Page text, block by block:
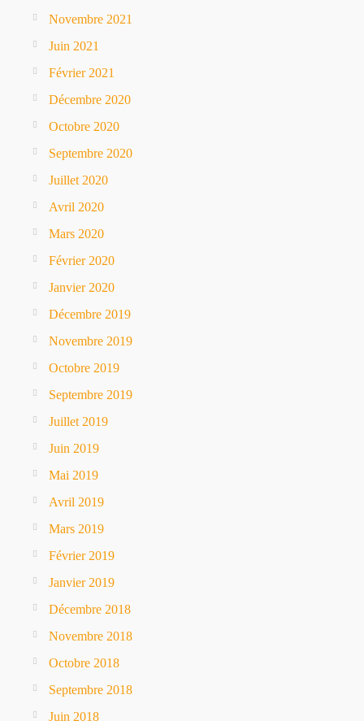
Novembre 2021
Juin 2021
Février 2021
Décembre 2020
Octobre 2020
Septembre 2020
Juillet 2020
Avril 2020
Mars 2020
Février 2020
Janvier 2020
Décembre 2019
Novembre 2019
Octobre 2019
Septembre 2019
Juillet 2019
Juin 2019
Mai 2019
Avril 2019
Mars 2019
Février 2019
Janvier 2019
Décembre 2018
Novembre 2018
Octobre 2018
Septembre 2018
Juin 2018